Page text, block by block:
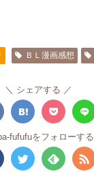
ＢＬ漫画感想
シェアする
fufufuをフォローする